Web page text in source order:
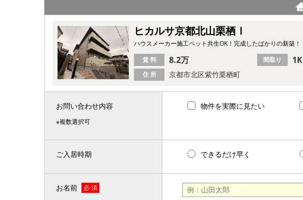
ヒカルサ京都北山栗栖Ⅰ
ハウスメーカー施工ペット共生OK！完成したばかりの新築！
住 所 京都市北区紫竹栗栖町
賃 料 8.2万 間取り 1K
お問い合わせ内容
※複数選択可
物件を実際に見たい
ご入居時期 できるだけ早く
お名前 必 須